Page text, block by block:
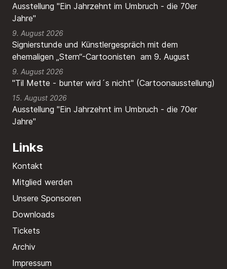
Ausstellung "Ein Jahrzehnt im Umbruch - die 70er
Jahre"
9. August 2026
Signierstunde und Künstlergespräch mit dem
ehemaligen „Stern“-Cartoonisten am 9. August
9. August 2026
"Til Mette - bunter wird´s nicht" (Cartoonausstellung)
15. August 2026
Ausstellung "Ein Jahrzehnt im Umbruch - die 70er
Jahre"
Links
Kontakt
Mitglied werden
Unsere Sponsoren
Downloads
Tickets
Archiv
Impressum